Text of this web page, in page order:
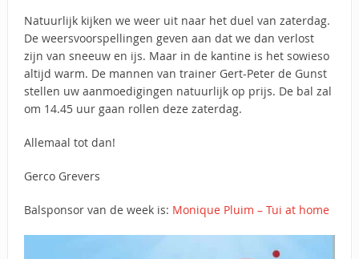
Natuurlijk kijken we weer uit naar het duel van zaterdag.
De weersvoorspellingen geven aan dat we dan verlost
zijn van sneeuw en ijs. Maar in de kantine is het sowieso
altijd warm. De mannen van trainer Gert-Peter de Gunst
stellen uw aanmoedigingen natuurlijk op prijs. De bal zal
om 14.45 uur gaan rollen deze zaterdag.
Allemaal tot dan!
Gerco Grevers
Balsponsor van de week is: Monique Pluim – Tui at home